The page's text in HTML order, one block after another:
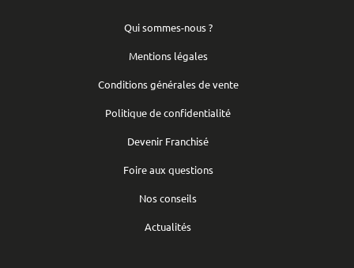
Qui sommes-nous ?
Mentions légales
Conditions générales de vente
Politique de confidentialité
Devenir Franchisé
Foire aux questions
Nos conseils
Actualités